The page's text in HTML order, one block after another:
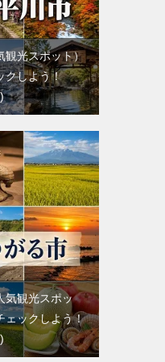
観光スポット）
クしよう！
気観光スポッ
ェックしよう！